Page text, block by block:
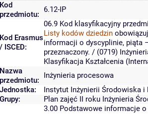
Kod
przedmiotu:
6.12-IP
Kod Erasmus
/ ISCED:
06.9 Kod klasyfikacyjny
Listy kodów dziedzin
informacji o dyscyplinie, piąta
przeznaczony. / (0719)
Klasyfikacja Kształcenia
Nazwa
przedmiotu:
Inżynieria procesowa
Jednostka:
Instytut Inżynierii Środowiska
Grupy:
Plan zajęć II roku Inżynieria
3.00 Podstawowe informacje